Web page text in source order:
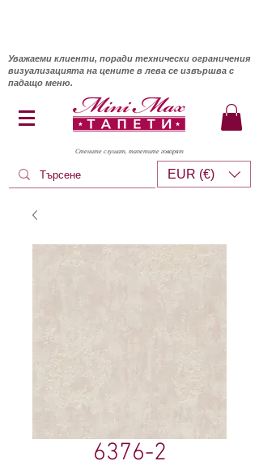
Уважаеми клиенти, поради технически ограничения
визуализацията на цените в лева се извършва с
падащо меню.
Стените слушат, тапетите говорят
EUR (€)
6376-2